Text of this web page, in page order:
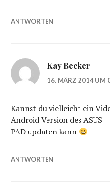
ANTWORTEN
Kay Becker
16. MÄRZ 2014 UM
Kannst du vielleicht ein
Android Version des ASUS
PAD updaten kann
ANTWORTEN